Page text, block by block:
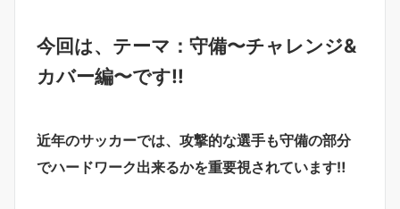
今回は、テーマ：守備〜チャレンジ&
カバー編〜です‼︎
近年のサッカーでは、攻撃的な選手も守備の部分
でハードワーク出来るかを重要視されています‼︎